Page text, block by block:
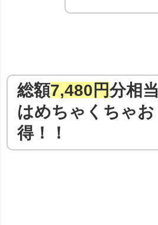
総額7,480円分相当
はめちゃくちゃお
得！！